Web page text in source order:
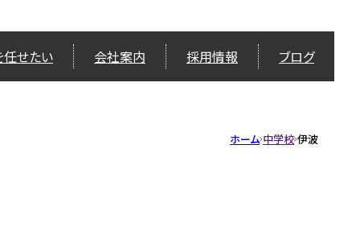
せたい 会社案内 採用情報 ブログ
ホーム 中学校 伊波